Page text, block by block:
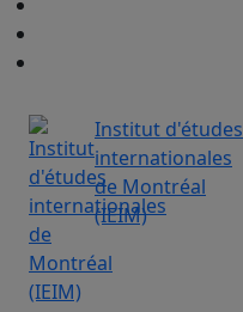
Institut d'études
internationales
de Montréal
(IEIM)